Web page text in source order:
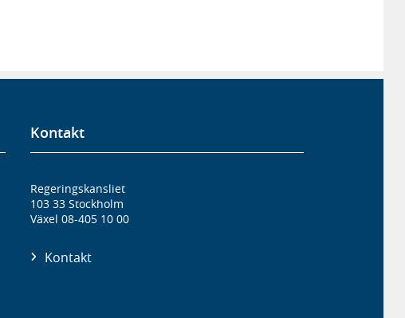
Kontakt
Regeringskansliet
103 33 Stockholm
Växel 08-405 10 00
Kontakt